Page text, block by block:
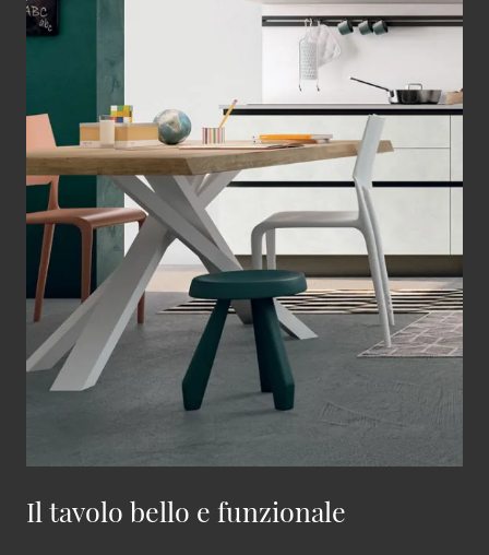
Il tavolo bello e funzionale